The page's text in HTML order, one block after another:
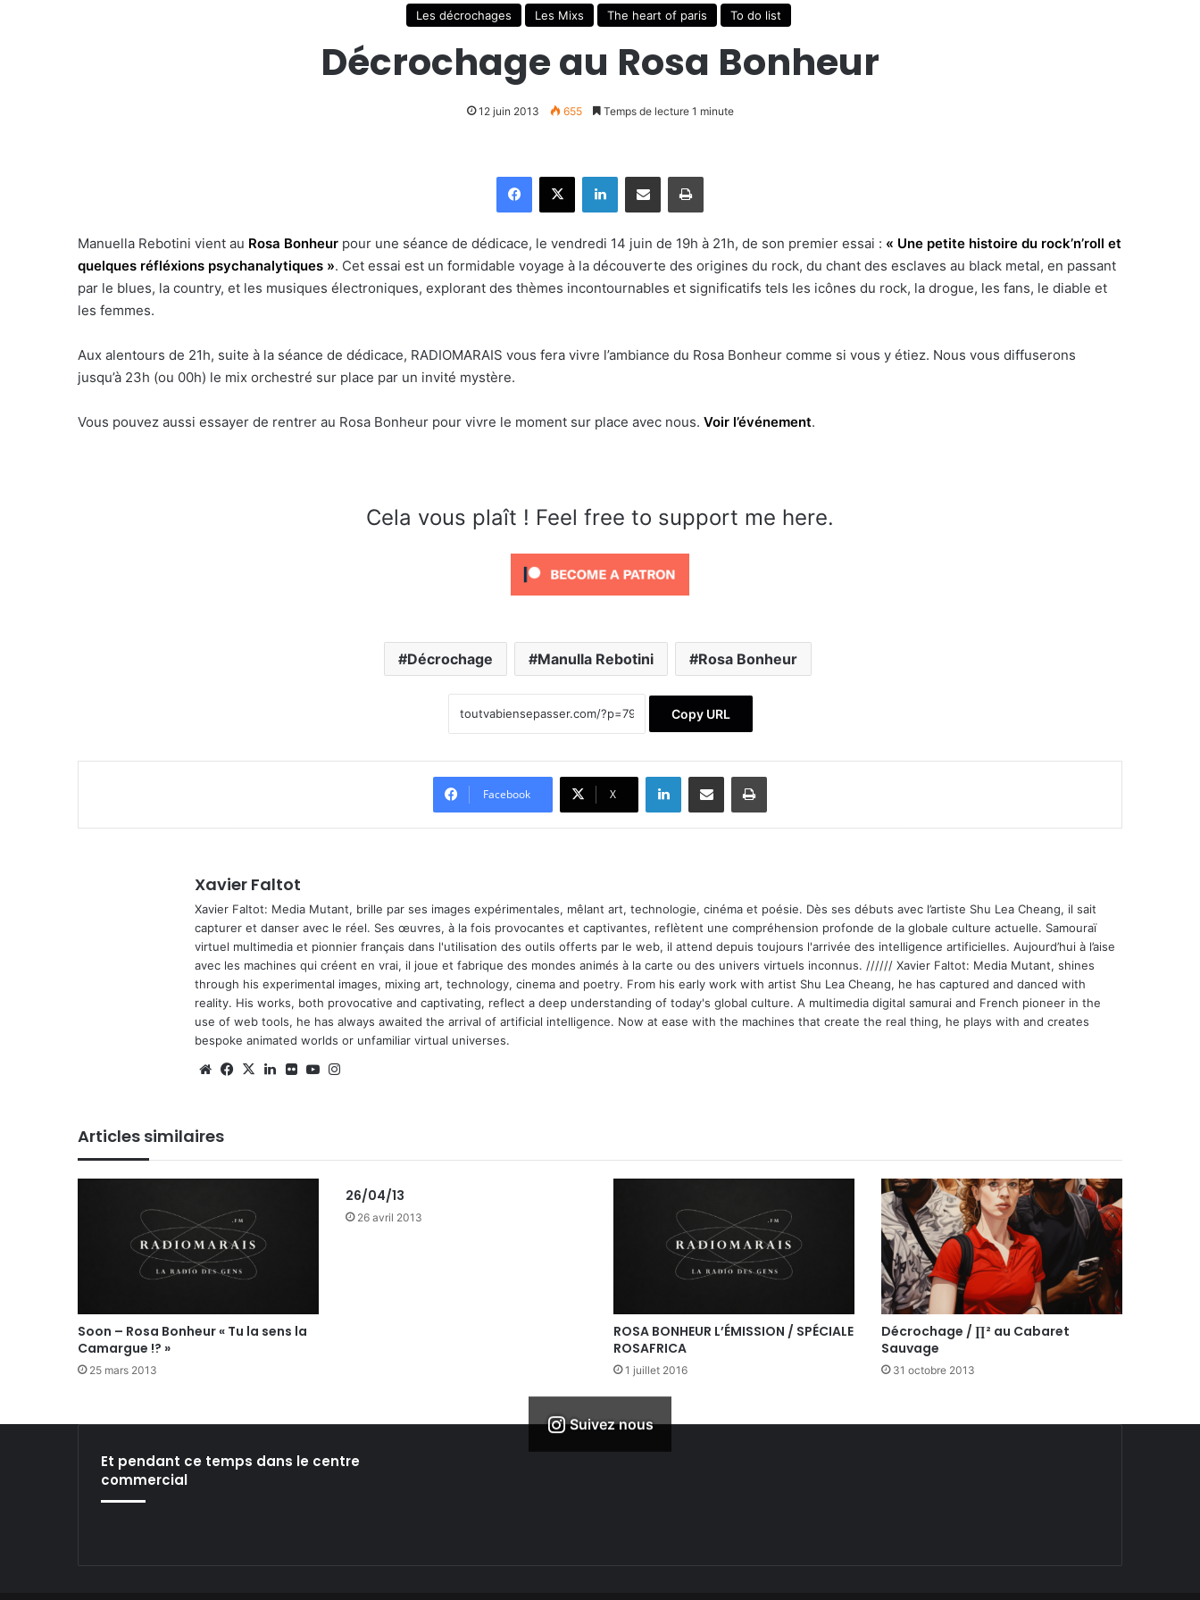
Les décrochages Les Mixs The heart of paris To do list
Décrochage au Rosa Bonheur
12 juin 2013 655 Temps de lecture 1 minute
Manuella Rebotini vient au Rosa Bonheur pour une séance de dédicace, le vendredi 14 juin de 19h à 21h, de son premier essai : « Une petite histoire du rock’n’roll et
quelques réfléxions psychanalytiques ». Cet essai est un formidable voyage à la découverte des origines du rock, du chant des esclaves au black metal, en passant
par le blues, la country, et les musiques électroniques, explorant des thèmes incontournables et significatifs tels les icônes du rock, la drogue, les fans, le diable et
les femmes.
Aux alentours de 21h, suite à la séance de dédicace, RADIOMARAIS vous fera vivre l’ambiance du Rosa Bonheur comme si vous y étiez. Nous vous diffuserons
jusqu’à 23h (ou 00h) le mix orchestré sur place par un invité mystère.
Vous pouvez aussi essayer de rentrer au Rosa Bonheur pour vivre le moment sur place avec nous. Voir l’événement.
Cela vous plaît ! Feel free to support me here.
Décrochage Manulla Rebotini Rosa Bonheur
Copy URL
Facebook X
Xavier Faltot
Xavier Faltot: Media Mutant, brille par ses images expérimentales, mêlant art, technologie, cinéma et poésie. Dès ses débuts avec l’artiste Shu Lea Cheang, il sait
capturer et danser avec le réel. Ses œuvres, à la fois provocantes et captivantes, reflètent une compréhension profonde de la globale culture actuelle. Samouraï
virtuel multimedia et pionnier français dans l'utilisation des outils offerts par le web, il attend depuis toujours l'arrivée des intelligence artificielles. Aujourd’hui à l’aise
avec les machines qui créent en vrai, il joue et fabrique des mondes animés à la carte ou des univers virtuels inconnus. ////// Xavier Faltot: Media Mutant, shines
through his experimental images, mixing art, technology, cinema and poetry. From his early work with artist Shu Lea Cheang, he has captured and danced with
reality. His works, both provocative and captivating, reflect a deep understanding of today's global culture. A multimedia digital samurai and French pioneer in the
use of web tools, he has always awaited the arrival of artificial intelligence. Now at ease with the machines that create the real thing, he plays with and creates
bespoke animated worlds or unfamiliar virtual universes.
We Fa
X
Lin Fli Yo
Articles similaires
Soon – Rosa Bonheur « Tu la sens la
Camargue !? »
25 mars 2013
26/04/13
26 avril 2013
ROSA BONHEUR L’ÉMISSION / SPÉCIALE
ROSAFRICA
1 juillet 2016
Décrochage / ∏² au Cabaret
Sauvage
31 octobre 2013
Suivez nous
Et pendant ce temps dans le centre
commercial